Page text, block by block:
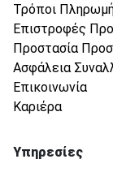
Τρόποι
Επιστροφές
Προστασία
Ασφάλεια
Επικοινωνία
Καριέρα
Υπηρεσίες